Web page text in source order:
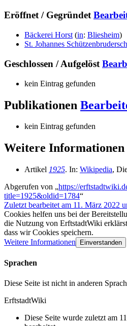
Eröffnet / Gegründet
Bäckerei Horst (in: Bliesheim)
St. Johannes
Geschlossen / Aufgelöst
kein Eintrag gefunden
Publikationen
kein Eintrag gefunden
Weitere Informationen
Artikel 1925. In: Wikipedia,
Abgerufen von „https://
title=1925&oldid=1784“
Zuletzt bearbeitet am 11. März 2022
Cookies helfen uns bei der
die Nutzung von ErftstadtWiki
dass wir Cookies speichern.
Weitere Informationen
Einverstanden
Sprachen
Diese Seite ist nicht in anderen
ErftstadtWiki
Diese Seite wurde zuletzt am